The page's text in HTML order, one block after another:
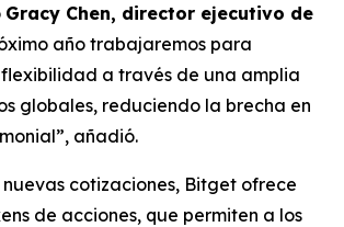
Gracy Chen, director ejecutivo de
año trabajaremos para
a través de una amplia
globales, reduciendo la brecha en
añadió.
cotizaciones, Bitget ofrece
de acciones, que permiten a los